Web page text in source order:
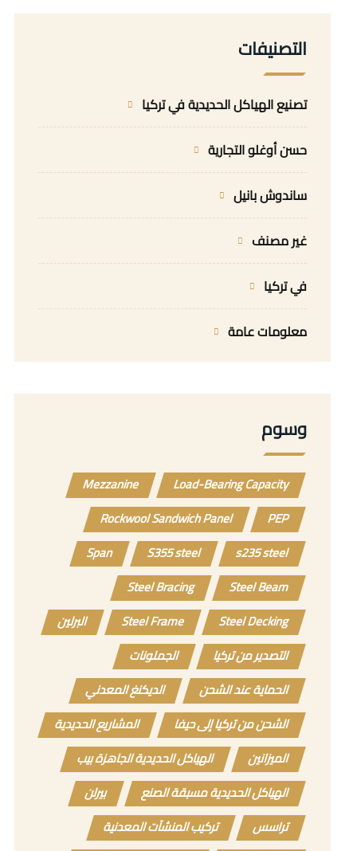
التصنيفات
تصنيع الهياكل الحديدية في تركيا
حسن أوغلو التجارية
ساندوش بانيل
غير مصنف
في تركيا
معلومات عامة
وسوم
Load-Bearing Capacity
Mezzanine
PEP
Rockwool Sandwich Panel
s235 steel
S355 steel
Span
Steel Beam
Steel Bracing
Steel Decking
Steel Frame
البرلين
التصدير من تركيا
الجملونات
الحماية عند الشحن
الديكنغ المعدني
الشحن من تركيا إلى حيفا
المشاريع الحديدية
الميزانين
الهياكل الحديدية الجاهزة بيب
الهياكل الحديدية مسبقة الصنع
بيرلن
تراسس
تركيب المنشآت المعدنية